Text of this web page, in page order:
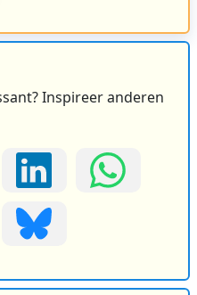
Inspireer anderen